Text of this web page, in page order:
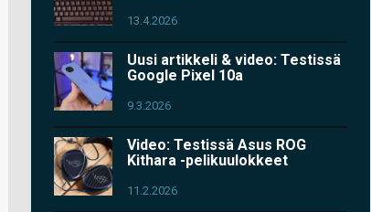
13.4.2026
Uusi artikkeli & video: Testissä
Google Pixel 10a
9.3.2026
Video: Testissä Asus ROG
Kithara -pelikuulokkeet
11.2.2026